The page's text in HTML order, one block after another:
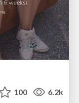
100 6.2k